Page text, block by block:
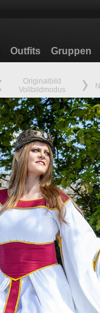
Outfits Gruppen
Originalbild
Vollbildmodus